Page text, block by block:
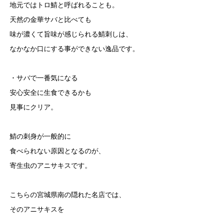
地元ではトロ鯖と呼ばれることも。
天然の金華サバと比べても
味が濃くて旨味が感じられる鯖刺しは、
なかなか口にする事ができない逸品です。
・サバで一番気になる
安心安全に生食できるかも
見事にクリア。
鯖の刺身が一般的に
食べられない原因となるのが、
寄生虫のアニサキスです。
こちらの宮城県南の隠れた名店では、
そのアニサキスを